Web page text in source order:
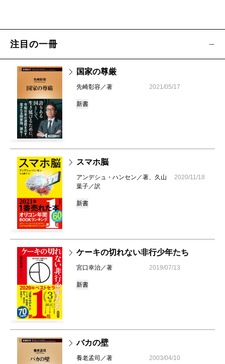
注目の一冊
国家の尊厳
先崎彰容／著 2021/05/17
新書
スマホ脳
アンデシュ・ハンセン／著、久山
葉子／訳
2020/11/18
新書
ケーキの切れない非行少年たち
宮口幸治／著 2019/07/13
新書
バカの壁
養老孟司／著 2003/04/10